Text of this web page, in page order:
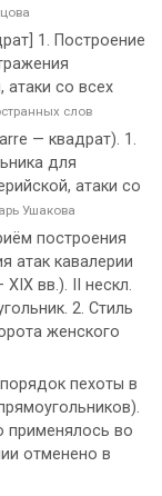
1. Построение
атаки со всех
слов
— квадрат). 1.
для
атаки со
Ушакова
построения
атак кавалерии
вв.). II нескл.
2. Стиль
женского
пехоты в
применялось во
отменено в